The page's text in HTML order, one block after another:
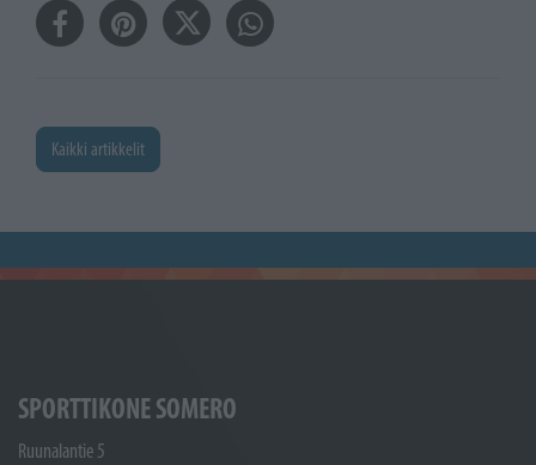
Kaikki artikkelit
SPORTTIKONE SOMERO
Ruunalantie 5